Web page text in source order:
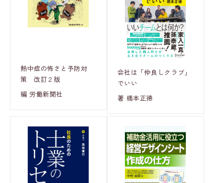
熱中症の怖さと予防対
策 改訂２版
編 労働新聞社
会社は「仲良しクラブ」
でいい
著 橋本正徳